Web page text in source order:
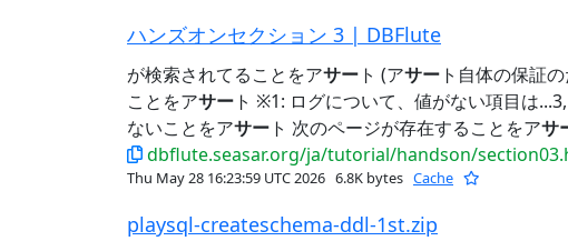
ハンズオンセクション 3 | DBFlute
が検索されてることをアサー ト (アサー ト自体の保証
ことをアサー ト ※1: ログについて、値がない項目は
ないことをアサー ト 次のページが存在することをアサ
dbflute.seasar.org/ja/tutorial/handson/
Thu May 28 16:23:59 UTC 2026 6.8K bytes Cache
playsql-createschema-ddl-1st.zip